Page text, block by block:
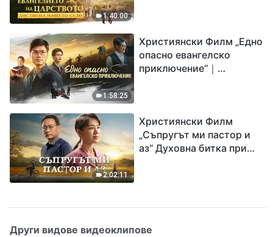
1:40:00
1:58:25
Християнски Филм „Едно
опасно евангелско
приключение“｜
Исус
2:02:11
Християнски Филм
„Съпругът ми пастор и
аз“ Духовна битка при
Други видове видеоклипове